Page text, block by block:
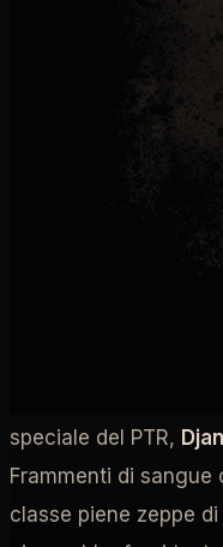
Verrà rilasciata la
contenuti nel corso
giovedì 25 febbraio.
potrebbero esserci
interruzioni, hotfix o
unici del PTR attivi
aumento del tasso
speciale del PTR,
Frammenti di
classe piene zeppe